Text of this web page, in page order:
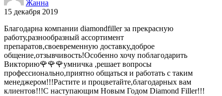
Жанна
15 декабря 2019
Благодарна компании diamondfiller за прекрасную
работу,разнообразный ассортимент
препаратов,своевременную доставку,доброе
общение,отзывчивость!Особенно хочу поблагодарить
Викторию🌹🌹🌹умничка ,решает вопросы
профессионально,приятно общаться и работать с таким
менеджером!!!Растите и процветайте,благодарных вам
клиентов!!!С наступающим Новым Годом Diamond Filler!!!